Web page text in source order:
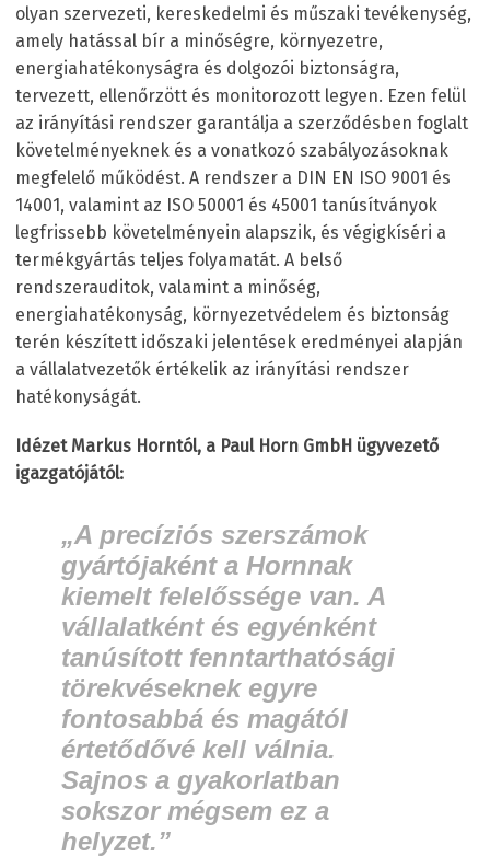
olyan szervezeti, kereskedelmi és műszaki tevékenység,
amely hatással bír a minőségre, környezetre,
energiahatékonyságra és dolgozói biztonságra,
tervezett, ellenőrzött és monitorozott legyen. Ezen felül
az irányítási rendszer garantálja a szerződésben foglalt
követelményeknek és a vonatkozó szabályozásoknak
megfelelő működést. A rendszer a DIN EN ISO 9001 és
14001, valamint az ISO 50001 és 45001 tanúsítványok
legfrissebb követelményein alapszik, és végigkíséri a
termékgyártás teljes folyamatát. A belső
rendszerauditok, valamint a minőség,
energiahatékonyság, környezetvédelem és biztonság
terén készített időszaki jelentések eredményei alapján
a vállalatvezetők értékelik az irányítási rendszer
hatékonyságát.
Idézet Markus Horntól, a Paul Horn GmbH ügyvezető
igazgatójától:
„A precíziós szerszámok
gyártójaként a Hornnak
kiemelt felelőssége van. A
vállalatként és egyénként
tanúsított fenntarthatósági
törekvéseknek egyre
fontosabbá és magától
értetődővé kell válnia.
Sajnos a gyakorlatban
sokszor mégsem ez a
helyzet.”